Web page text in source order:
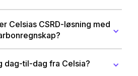
Celsias CSRD-løsning med
dag-til-dag fra Celsia?